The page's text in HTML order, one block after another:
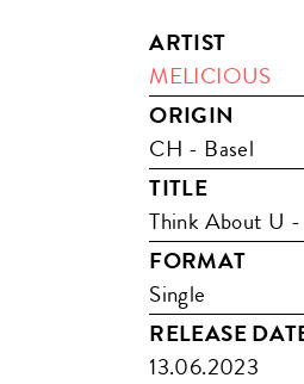
ARTIST
MELICIOUS
ORIGIN
CH - Basel
TITLE
Think About U
FORMAT
Single
RELEASE
13.06.2023